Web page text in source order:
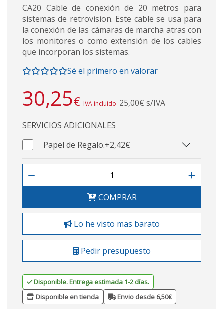
CA20 Cable de conexión de 20 metros para
sistemas de retrovision. Este cable se usa para
la conexión de las cámaras de marcha atras con
los monitores o como extensión de los cables
que incorporan los sistemas.
Sé el primero en valorar
30,25€ IVA incluido 25,00€ s/IVA
SERVICIOS ADICIONALES
Papel de Regalo.+2,42€
COMPRAR
Lo he visto mas barato
Pedir presupuesto
Disponible. Entrega estimada 1-2 días.
Disponible en tienda
Envio desde 6,50€